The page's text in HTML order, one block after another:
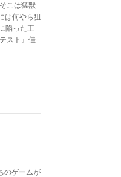
こは猛獣
は何やら狙
陥った王
スト』佳
のゲームが